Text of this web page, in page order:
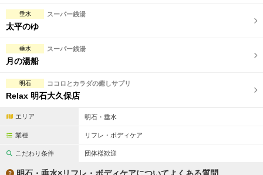
垂水 スーパー銭湯
太平のゆ
垂水 スーパー銭湯
月の湯船
明石 ココロとカラダの癒しサプリ
Relax 明石大久保店
エリア 明石・垂水
業種 リフレ・ボディケア
こだわり条件 団体様歓迎